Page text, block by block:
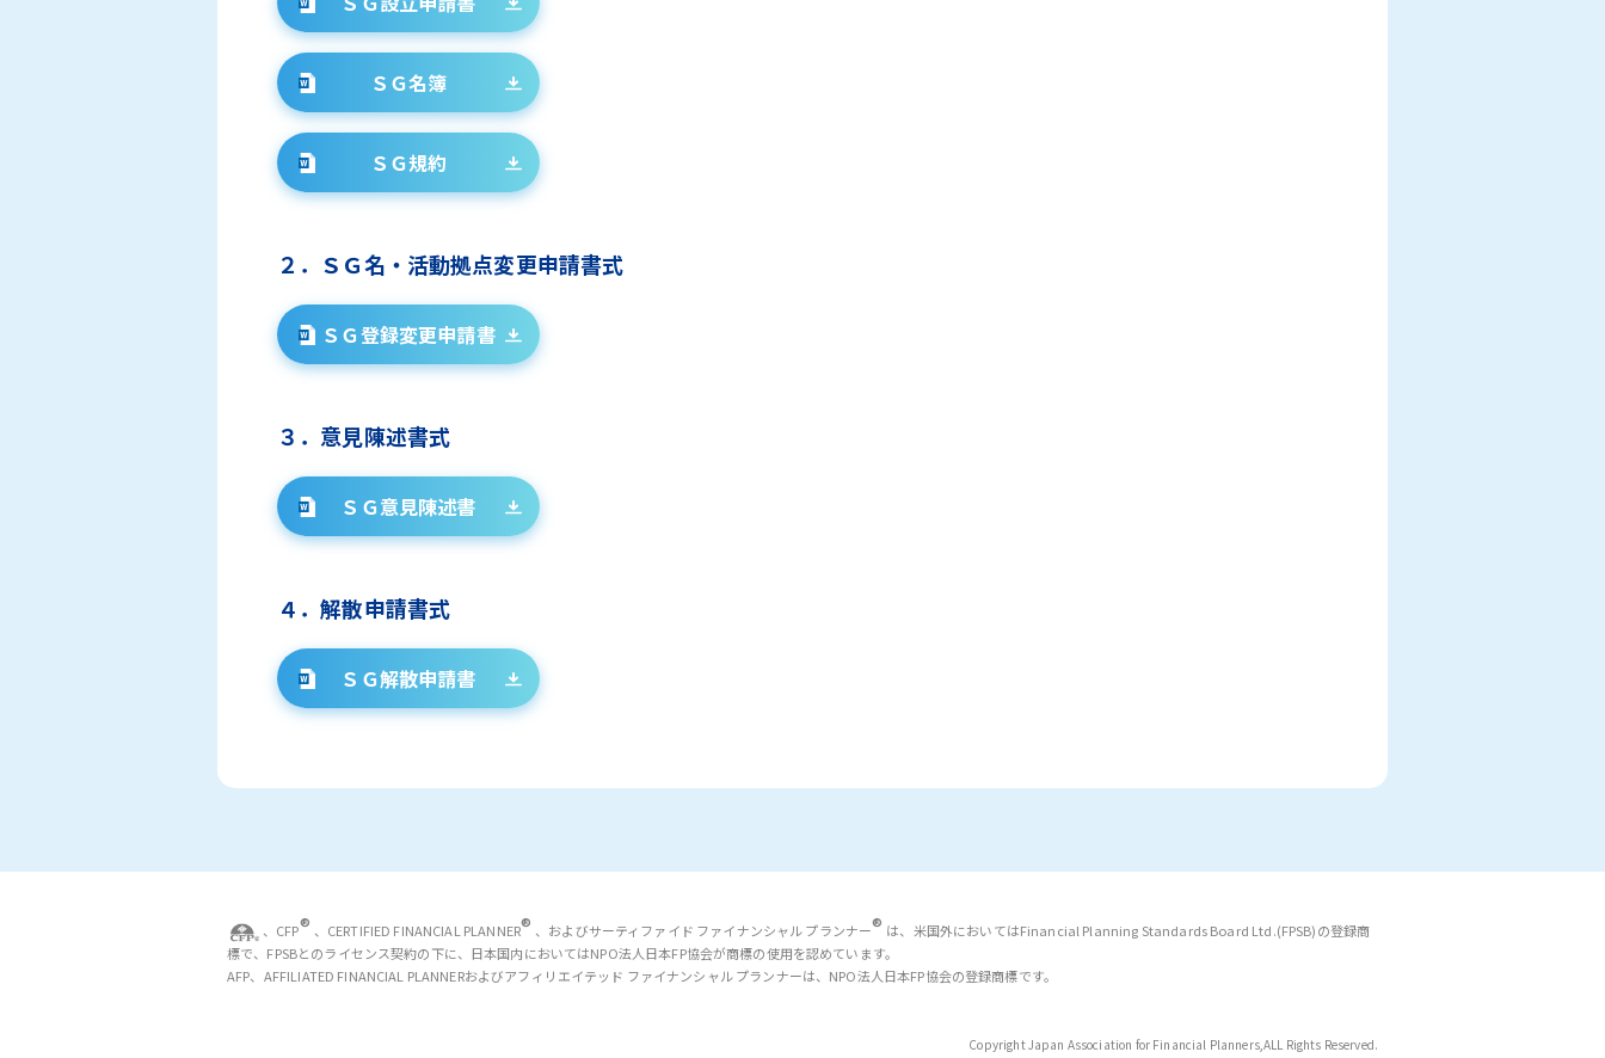
ＳＧ名簿
ＳＧ規約
２．ＳＧ名・活動拠点変更申請書式
ＳＧ登録変更申請書
３．意見陳述書式
ＳＧ意見陳述書
４．解散申請書式
ＳＧ解散申請書
、CFP® 、CERTIFIED FINANCIAL PLANNER® 、およびサーティファイド ファイナンシャル プランナー® は、米国外においてはFinancial Planning Standards Board Ltd.(FPSB)の登録商
標で、FPSBとのライセンス契約の下に、日本国内においてはNPO法人日本FP協会が商標の使用を認めています。
AFP、AFFILIATED FINANCIAL PLANNERおよびアフィリエイテッド ファイナンシャル プランナーは、NPO法人日本FP協会の登録商標です。
Copyright Japan Association for Financial Planners,ALL Rights Reserved.